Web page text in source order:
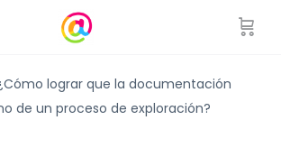
lograr que la documentación
de un proceso de exploración?